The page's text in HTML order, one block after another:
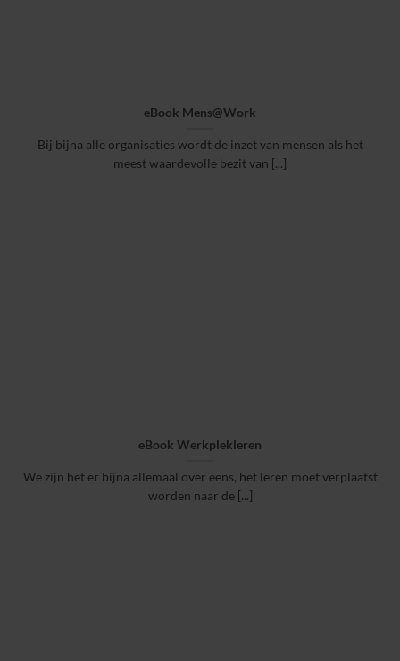
eBook Mens@Work
Bij bijna alle organisaties wordt de inzet van mensen als het
meest waardevolle bezit van [...]
eBook Werkplekleren
We zijn het er bijna allemaal over eens, het leren moet verplaatst
worden naar de [...]